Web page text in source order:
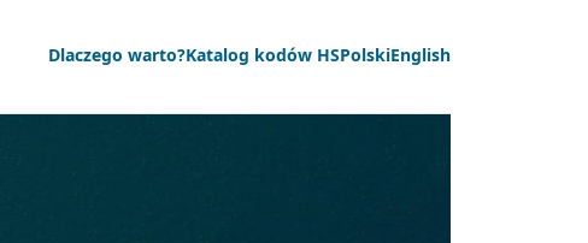
Dlaczego warto?Katalog kodów HSPolskiEnglish